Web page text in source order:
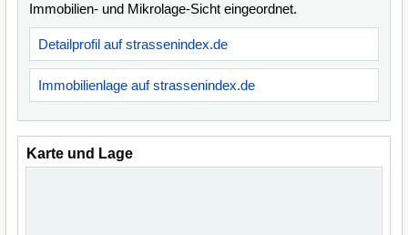
Immobilien- und Mikrolage-Sicht eingeordnet.
Detailprofil auf strassenindex.de
Immobilienlage auf strassenindex.de
Karte und Lage